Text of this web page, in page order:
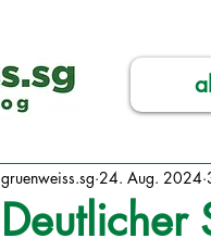
Deutlicher
gruenweiss.sg 24. Aug. 2024